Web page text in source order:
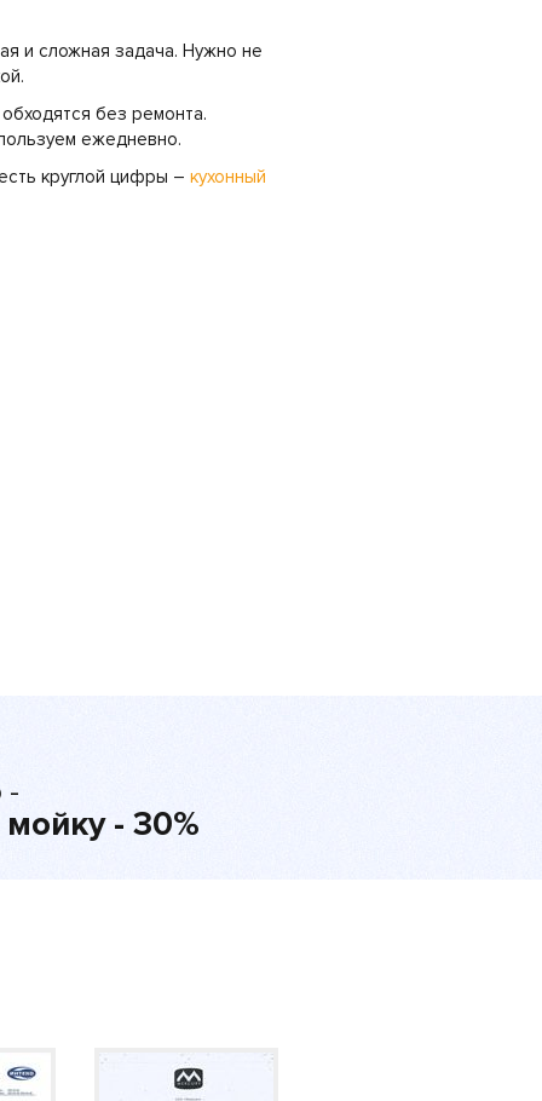
и сложная задача. Нужно не
без ремонта.
ежедневно.
круглой цифры – кухонный
-
- 30%